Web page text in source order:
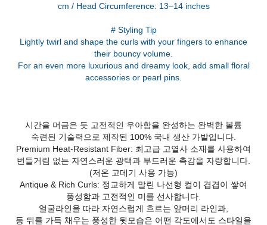
cm / Head Circumference: 13–14 inches
# Styling Tip
Lightly twirl and shape the curls with your fingers to enhance
their bouncy volume.
For an even more luxurious and dreamy look, add small floral
accessories or pearl pins.
시간을 머금은 듯 고전적인 우아함을 완성하는 완벽한 볼륨
숙련된 기술력으로 제작된 100% 국내 생산 가발입니다.
Premium Heat-Resistant Fiber: 최고급 고열사 소재를 사용하여
번들거림 없는 자연스러운 광택과 부드러운 촉감을 자랑합니다.
(저온 고데기 사용 가능)
Antique & Rich Curls: 정교하게 말린 나선형 컬이 겹겹이 쌓여
풍성함과 고전적인 미를 선사합니다.
얼굴라인을 따라 자연스럽게 흐르는 앞머리 라인과,
등 뒤를 가득 채우는 풍성한 뒷모습은 어떤 각도에서도 스타일을